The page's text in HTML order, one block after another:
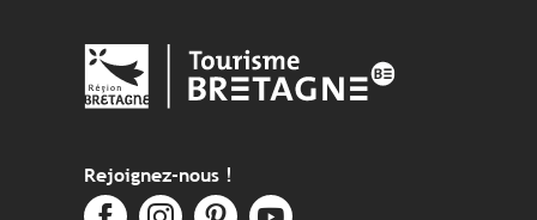
Rejoignez-nous !